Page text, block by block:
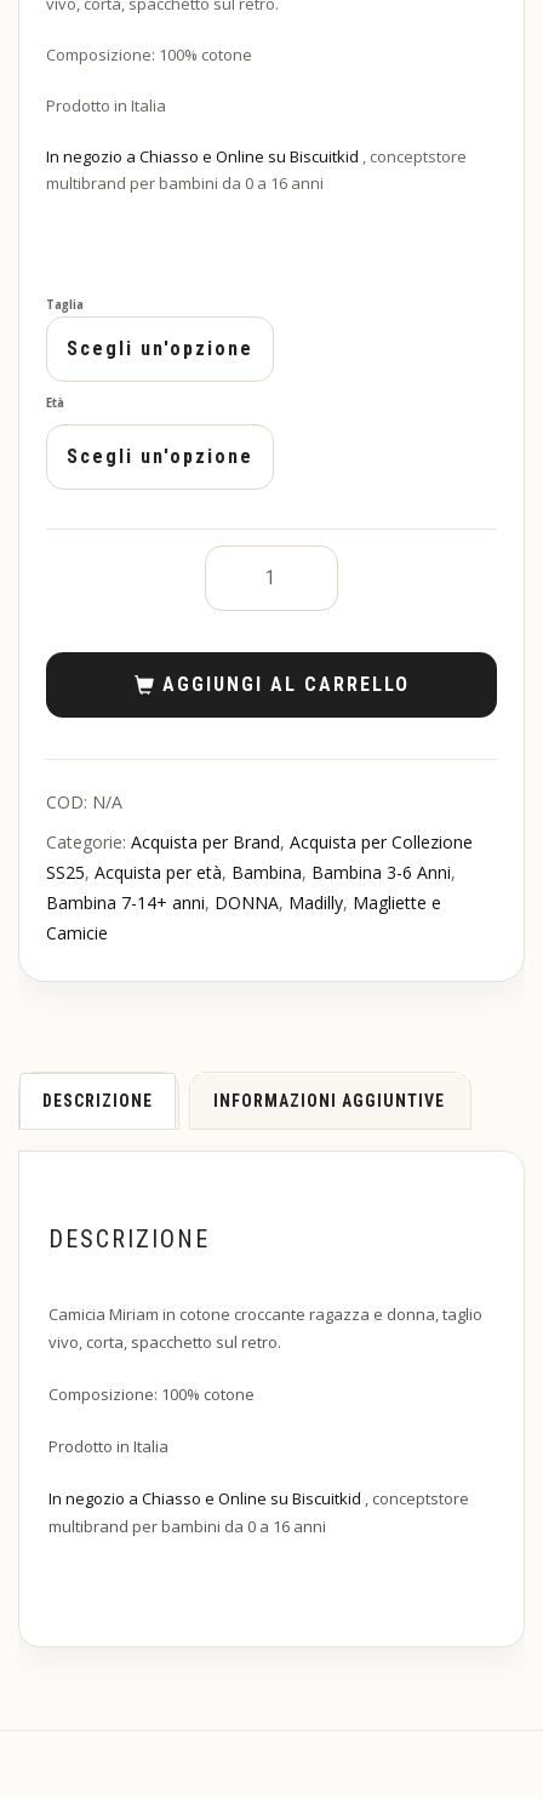
Composizione: 100% cotone
Prodotto in Italia
In negozio a Chiasso e Online su Biscuitkid , conceptstore
multibrand per bambini da 0 a 16 anni
Taglia
Età
AGGIUNGI AL CARRELLO
COD: N/A
Categorie: Acquista per Brand, Acquista per Collezione
SS25, Acquista per età, Bambina, Bambina 3-6 Anni,
Bambina 7-14+ anni, DONNA, Madilly, Magliette e
Camicie
DESCRIZIONE INFORMAZIONI AGGIUNTIVE
DESCRIZIONE
Camicia Miriam in cotone croccante ragazza e donna, taglio
vivo, corta, spacchetto sul retro.
Composizione: 100% cotone
Prodotto in Italia
In negozio a Chiasso e Online su Biscuitkid , conceptstore
multibrand per bambini da 0 a 16 anni